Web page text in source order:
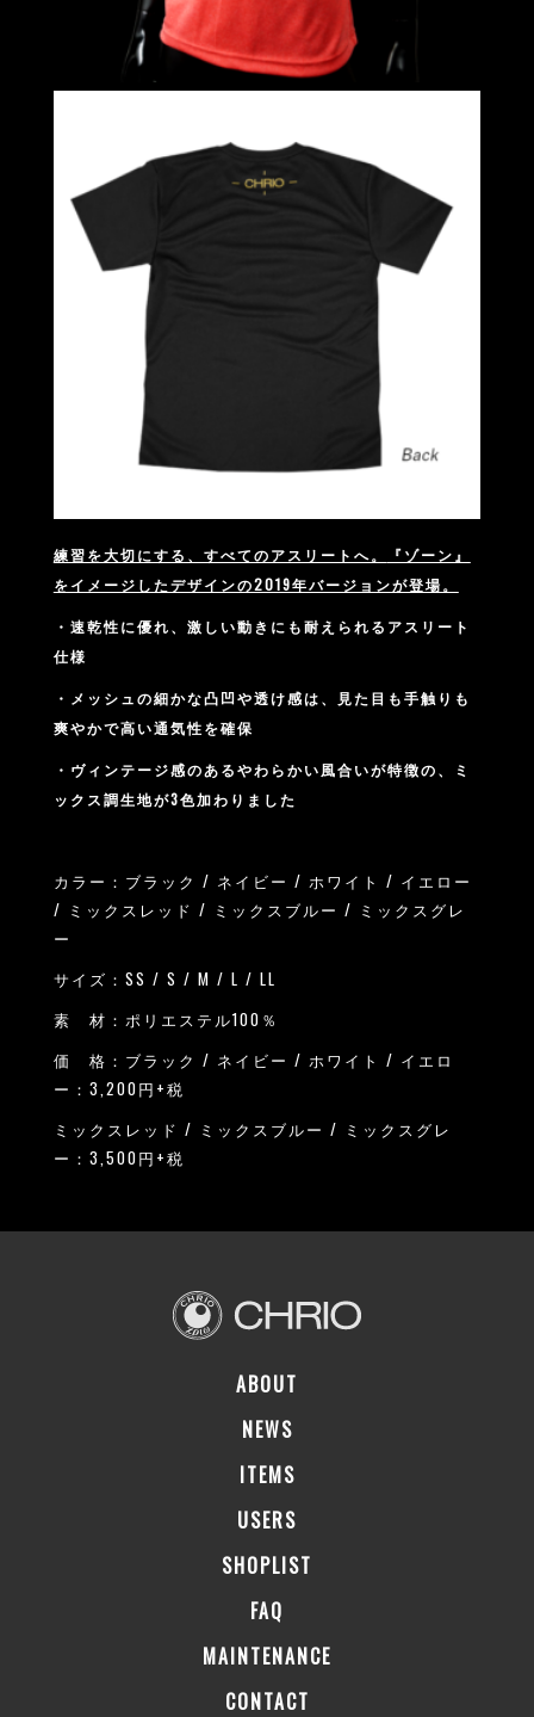
練習を大切にする、すべてのアスリートへ。
『ゾーン』
をイメージしたデザインの2019年バージョンが登場。
・速乾性に優れ、激しい動きにも耐えられるアスリート
仕様
・メッシュの細かな凸凹や透け感は、見た目も手触りも
爽やかで高い通気性を確保
・ヴィンテージ感のあるやわらかい風合いが特徴の、ミ
ックス調生地が3色加わりました
カラー：ブラック / ネイビー / ホワイト / イエロー
/ ミックスレッド / ミックスブルー / ミックスグレ
ー
サイズ：SS / S / M / L / LL
素 材：ポリエステル100％
価 格：ブラック / ネイビー / ホワイト / イエロ
ー：3,200円+税
ミックスレッド / ミックスブルー / ミックスグレ
ー：3,500円+税
ABOUT
NEWS
ITEMS
USERS
SHOPLIST
FAQ
MAINTENANCE
CONTACT